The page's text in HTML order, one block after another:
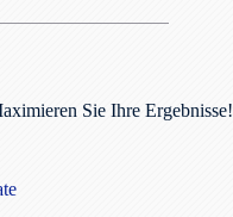
Sie Ihre Ergebnisse!